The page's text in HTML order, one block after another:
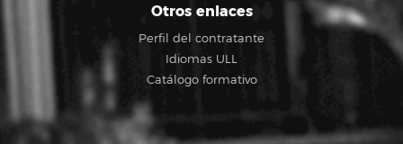
Otros enlaces
Perfil del contratante
Idiomas ULL
Catálogo formativo